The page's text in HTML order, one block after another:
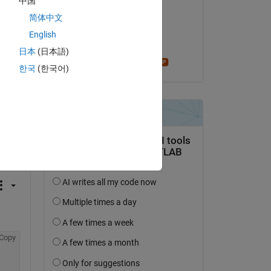
Copy
le 3 Juil 2020
Acceptée :
简体中文
English
日本 (日本語)
한국 (한국어)